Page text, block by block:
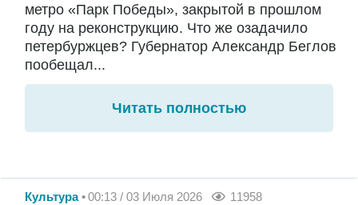
метро «Парк Победы», закрытой в прошлом
году на реконструкцию. Что же озадачило
петербуржцев? Губернатор Александр Беглов
пообещал...
Читать полностью
Культура 00:13 / 03 Июля 2026 11958